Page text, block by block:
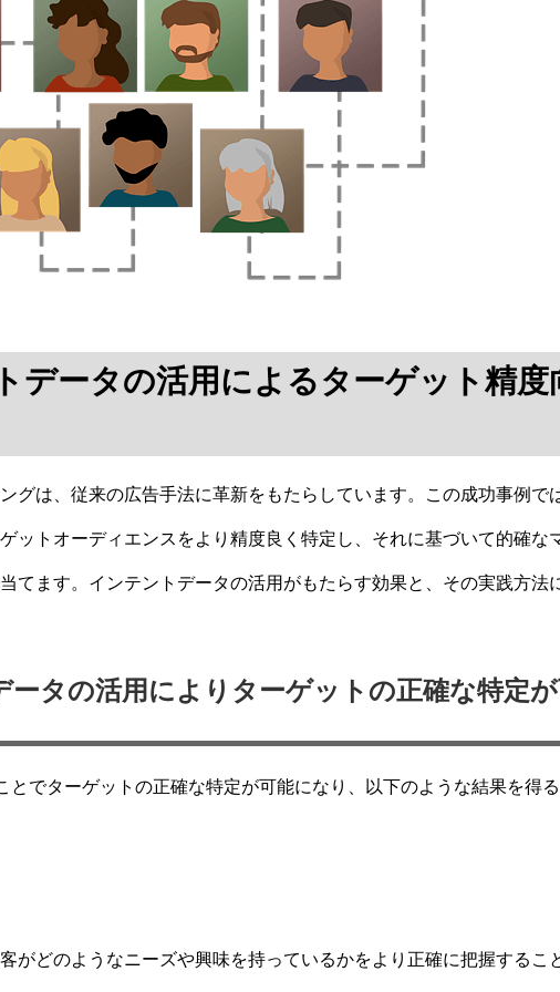
データの活用によるターゲット精度
グは、従来の広告手法に革新をもたらしています。この成功事例で
ットオーディエンスをより精度良く特定し、それに基づいて的確な
てます。インテントデータの活用がもたらす効果と、その実践方法
ータの活用によりターゲットの正確な特定
とでターゲットの正確な特定が可能になり、以下のような結果を得
がどのようなニーズや興味を持っているかをより正確に把握するこ